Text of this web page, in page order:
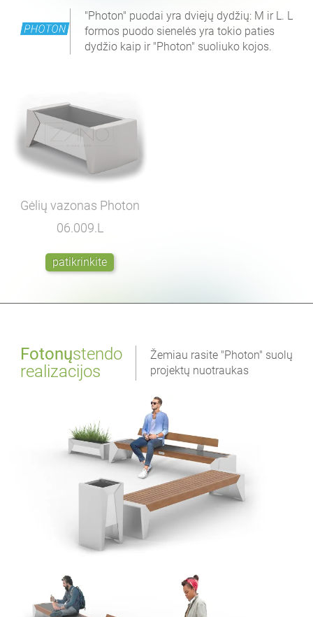
"Photon" puodai yra dviejų dydžių: M ir L. L
formos puodo sienelės yra tokio paties
dydžio kaip ir "Photon" suoliuko kojos.
Gėlių vazonas Photon
06.009.L
patikrinkite
Fotonųstendo
realizacijos
Žemiau rasite "Photon" suolų
projektų nuotraukas